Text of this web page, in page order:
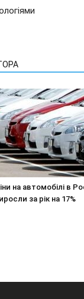
на автомобілі в
за рік на 17%